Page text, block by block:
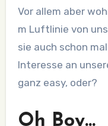
Vor allem aber
m Luftlinie von
sie auch schon
Interesse an
ganz easy, oder?
Oh Boy…